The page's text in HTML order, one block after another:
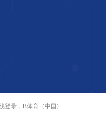
录，B体育（中国）